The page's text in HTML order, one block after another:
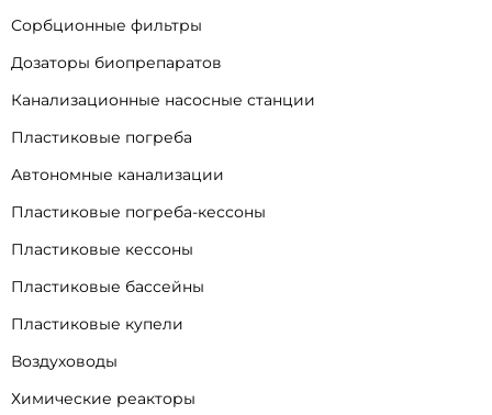
Сорбционные фильтры
Дозаторы биопрепаратов
Канализационные насосные станции
Пластиковые погреба
Автономные канализации
Пластиковые погреба-кессоны
Пластиковые кессоны
Пластиковые бассейны
Пластиковые купели
Воздуховоды
Химические реакторы